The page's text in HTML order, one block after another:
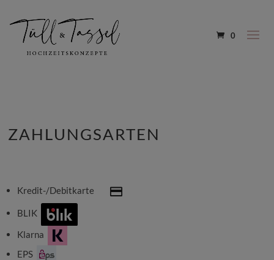
0
ZAHLUNGSARTEN
Kredit-/Debitkarte
BLIK
Klarna
EPS